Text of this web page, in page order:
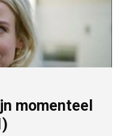
momenteel